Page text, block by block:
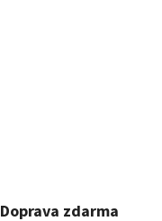
Doprava zdarma